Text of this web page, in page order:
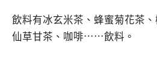
飲料有冰玄米茶、蜂蜜菊花茶
仙草甘茶、咖啡⋯⋯飲料。